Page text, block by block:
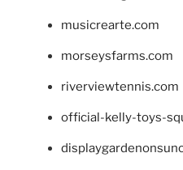
musicrearte.com
morseysfarms.com
riverviewtennis.com
official-kelly-toys-